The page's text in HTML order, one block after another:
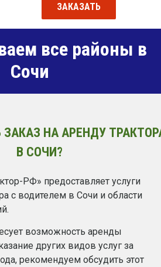
ЗАКАЗАТЬ
все районы в
Сочи
НА АРЕНДУ
В СОЧИ?
РФ» предоставляет услуги
с водителем в Сочи и области
возможность аренды
других видов услуг за
рекомендуем обсудить этот